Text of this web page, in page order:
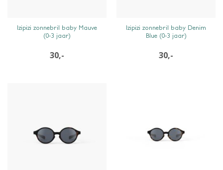
Izipizi zonnebril baby Mauve
(0-3 jaar)
30,-
Izipizi zonnebril baby Denim
Blue (0-3 jaar)
30,-